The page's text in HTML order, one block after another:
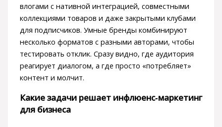
влогами с нативной интеграцией, совместными
коллекциями товаров и даже закрытыми клубами
для подписчиков. Умные бренды комбинируют
несколько форматов с разными авторами, чтобы
тестировать отклик. Сразу видно, где аудитория
реагирует диалогом, а где просто «потребляет»
контент и молчит.
Какие задачи решает инфлюенс‑маркетинг
для бизнеса